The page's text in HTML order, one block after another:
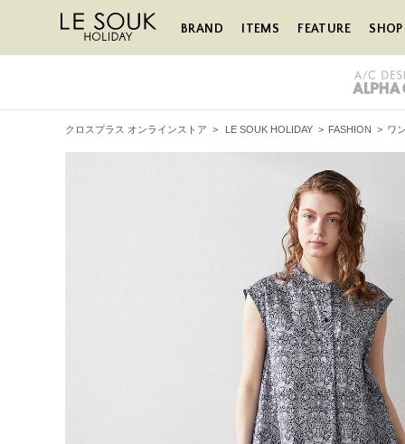
BRAND ITEMS FEATURE
クロスプラス オンラインストア > LE SOUK HOLIDAY > FASHION > ワ